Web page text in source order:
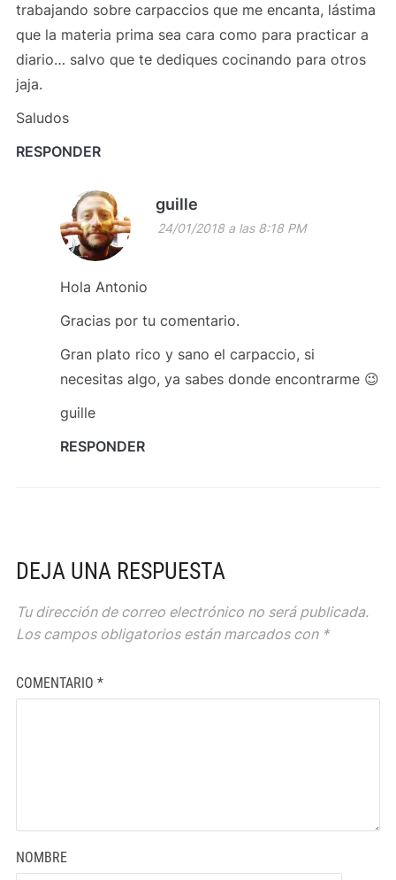
trabajando sobre carpaccios que me encanta, lástima
que la materia prima sea cara como para practicar a
diario… salvo que te dediques cocinando para otros
jaja.
Saludos
RESPONDER
guille
24/01/2018 a las 8:18 PM
Hola Antonio
Gracias por tu comentario.
Gran plato rico y sano el carpaccio, si
necesitas algo, ya sabes donde encontrarme 😉
guille
RESPONDER
DEJA UNA RESPUESTA
Tu dirección de correo electrónico no será publicada.
Los campos obligatorios están marcados con *
COMENTARIO *
NOMBRE